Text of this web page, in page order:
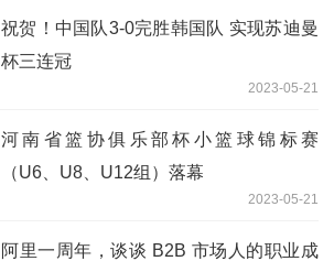
祝贺！中国队3-0完胜韩国队 实现苏迪曼
杯三连冠
2023-05-21
河南省篮协俱乐部杯小篮球锦标赛
（U6、U8、U12组）落幕
2023-05-21
阿里一周年，谈谈 B2B 市场人的职业成